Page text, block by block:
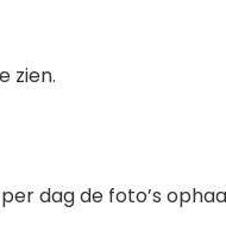
zien.
dag de foto’s